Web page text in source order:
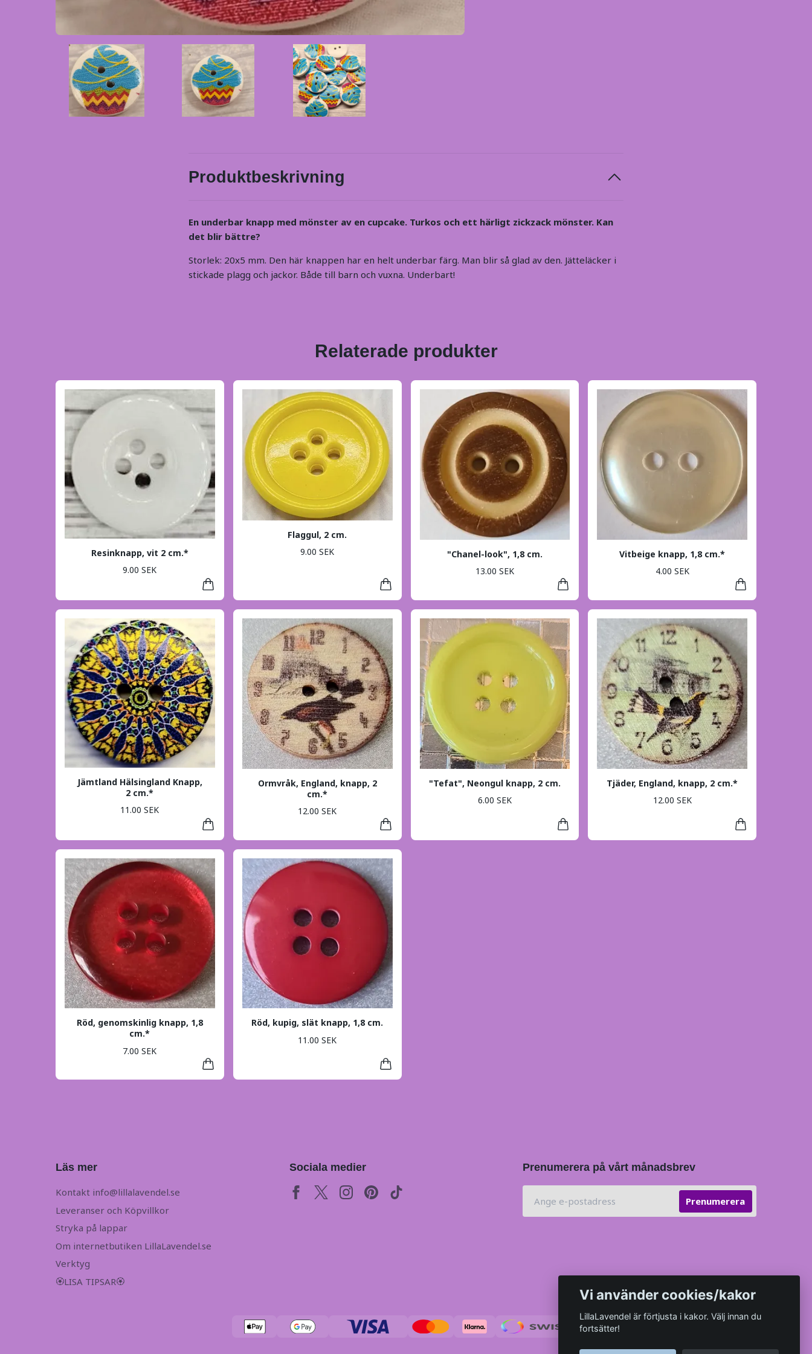
Produktbeskrivning
En underbar knapp med mönster av en cupcake. Turkos och ett härligt zickzack mönster. Kan
det blir bättre?
Storlek: 20x5 mm. Den här knappen har en helt underbar färg. Man blir så glad av den. Jätteläcker i
stickade plagg och jackor. Både till barn och vuxna. Underbart!
Relaterade produkter
Resinknapp, vit 2 cm.*
9.00 SEK
Flaggul, 2 cm.
9.00 SEK
"Chanel-look", 1,8 cm.
13.00 SEK
Vitbeige knapp, 1,8 cm.*
4.00 SEK
Jämtland Hälsingland Knapp,
2 cm.*
11.00 SEK
Ormvråk, England, knapp, 2
cm.*
12.00 SEK
"Tefat", Neongul knapp, 2 cm.
6.00 SEK
Tjäder, England, knapp, 2 cm.*
12.00 SEK
Röd, genomskinlig knapp, 1,8
cm.*
7.00 SEK
Röd, kupig, slät knapp, 1,8 cm.
11.00 SEK
Läs mer
Kontakt info@lillalavendel.se
Leveranser och Köpvillkor
Stryka på lappar
Om internetbutiken LillaLavendel.se
Verktyg
🏵LISA TIPSAR🏵
Sociala medier Prenumerera på vårt månadsbrev
Prenumerera
Vi använder cookies/kakor
LillaLavendel är förtjusta i kakor. Välj innan du
fortsätter!